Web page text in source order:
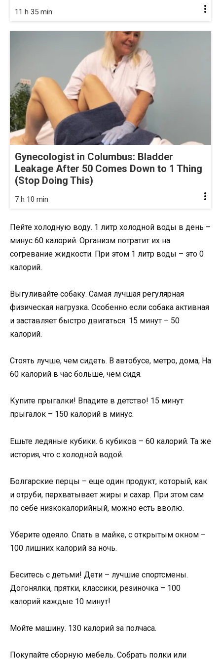
11 h 35 min
Gynecologist in Columbus: Bladder
Leakage After 50 Comes Down to 1 Thing
(Stop Doing This)
7 h 10 min
Пейте холодную воду. 1 литр холодной воды в день –
минус 60 калорий. Организм потратит их на
согревание жидкости. При этом 1 литр воды – это 0
калорий.
Выгуливайте собаку. Самая лучшая регулярная
физическая нагрузка. Особенно если собака активная
и заставляет быстро двигаться. 15 минут – 50
калорий.
Стоять лучше, чем сидеть. В автобусе, метро, дома, На
60 калорий в час больше, чем сидя.
Купите прыгалки! Впадите в детство! 15 минут
прыгалок – 150 калорий в минус.
Ешьте ледяные кубики. 6 кубиков – 60 калорий. Та же
история, что с холодной водой.
Болгарские перцы – еще один продукт, который, как
и отруби, перхватывает жиры и сахар. При этом сам
по себе низкокалорийный, можно есть вволю.
Уберите одеяло. Спать в майке, с открытым окном –
100 лишних калорий за ночь.
Беситесь с детьми! Дети – лучшие спортсмены.
Догонялки, прятки, классики, резиночка – 100
калорий каждые 10 минут!
Мойте машину. 130 калорий за полчаса.
Покупайте сборную мебель. Собрать полки или